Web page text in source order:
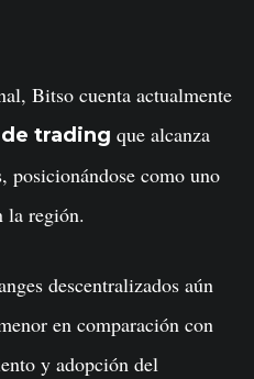
Bitso cuenta actualmente
trading que alcanza
posicionándose como uno
la región.
descentralizados aún
en comparación con
y adopción del